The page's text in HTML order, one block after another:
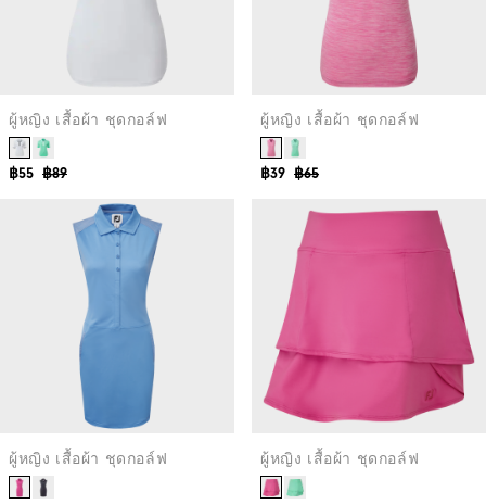
ผู้หญิง เสื้อผ้า ชุดกอล์ฟ
฿89
฿55
ผู้หญิง เสื้อผ้า ชุดกอล์ฟ
฿65
฿39
ผู้หญิง เสื้อผ้า ชุดกอล์ฟ ผู้หญิง เสื้อผ้า ชุดกอล์ฟ